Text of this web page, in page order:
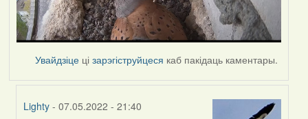
Увайдзіце цізарэгіструйцеся каб пакідаць каментары.
Lighty - 07.05.2022 - 21:40